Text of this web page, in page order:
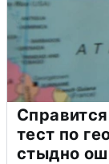
тест по
стыдно